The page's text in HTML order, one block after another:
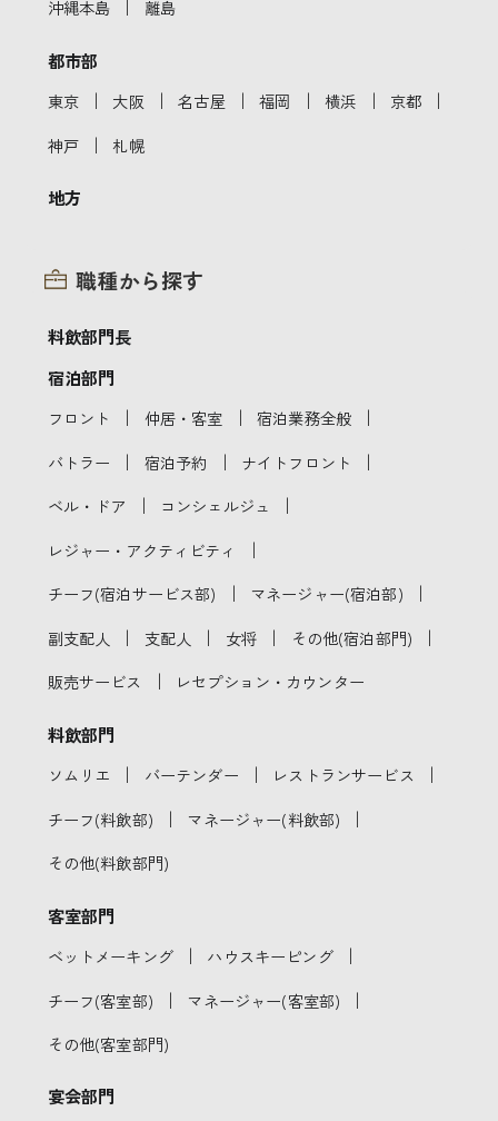
沖縄本島 ｜ 離島
都市部
東京 ｜ 大阪 ｜ 名古屋 ｜ 福岡 ｜ 横浜 ｜ 京都 ｜
神戸 ｜ 札幌
地方
職種から探す
料飲部門長
宿泊部門
フロント ｜ 仲居・客室 ｜ 宿泊業務全般 ｜
バトラー ｜ 宿泊予約 ｜ ナイトフロント ｜
ベル・ドア ｜ コンシェルジュ ｜
レジャー・アクティビティ ｜
チーフ(宿泊サービス部) ｜ マネージャー(宿泊部) ｜
副支配人 ｜ 支配人 ｜ 女将 ｜ その他(宿泊部門) ｜
販売サービス ｜ レセプション・カウンター
料飲部門
ソムリエ ｜ バーテンダー ｜ レストランサービス ｜
チーフ(料飲部) ｜ マネージャー(料飲部) ｜
その他(料飲部門)
客室部門
ベットメーキング ｜ ハウスキーピング ｜
チーフ(客室部) ｜ マネージャー(客室部) ｜
その他(客室部門)
宴会部門